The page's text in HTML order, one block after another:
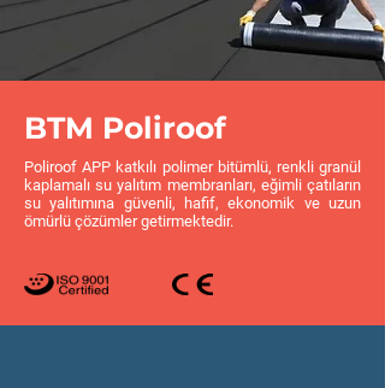
BTM Poliroof
Poliroof APP katkılı polimer bitümlü, renkli granül
kaplamalı su yalıtım membranları, eğimli çatıların
su yalıtımına güvenli, hafif, ekonomik ve uzun
ömürlü çözümler getirmektedir.